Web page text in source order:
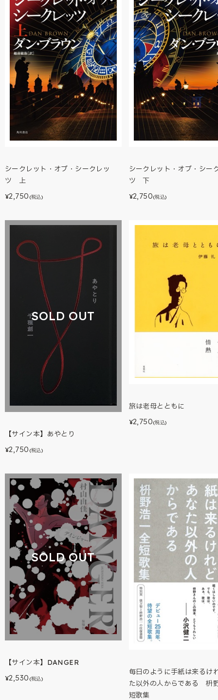
シークレット・オブ・シークレッ
ツ 上
¥2,750 (税込)
シークレット・オブ・シー
ツ 下
¥2,750(税込)
SOLD OUT
【サイン本】あやとり
¥2,750 (税込)
旅は老母とともに
¥2,750(税込)
SOLD OUT
【サイン本】DANGER
¥2,530 (税込)
毎日のように手紙は来るけ
た以外の人からである 枡
短歌集